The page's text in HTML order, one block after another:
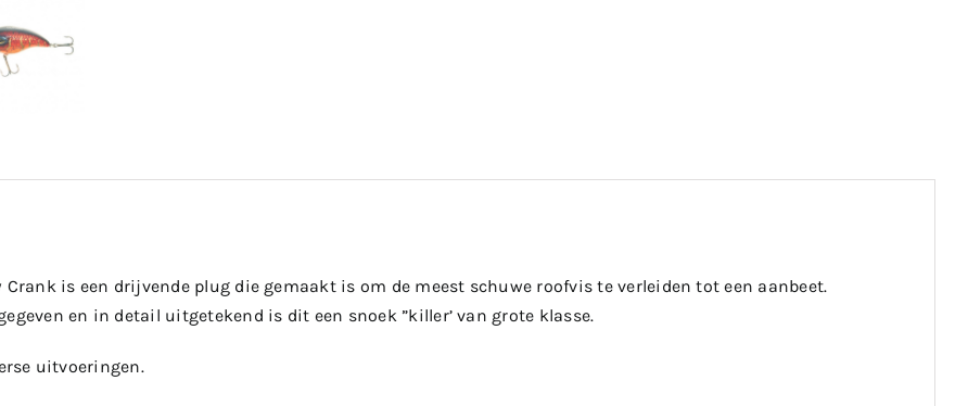
Crank is een drijvende plug die gemaakt is om de meest schuwe roofvis te verleiden tot een aanbeet.
en in detail uitgetekend is dit een snoek ”killer’ van grote klasse.
uitvoeringen.